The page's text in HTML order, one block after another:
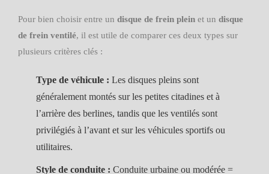
Pour bien choisir entre un disque de frein plein et un disque
de frein ventilé, il est utile de comparer ces deux types sur
plusieurs critères clés :
Type de véhicule : Les disques pleins sont
généralement montés sur les petites citadines et à
l’arrière des berlines, tandis que les ventilés sont
privilégiés à l’avant et sur les véhicules sportifs ou
utilitaires.
Style de conduite : Conduite urbaine ou modérée =